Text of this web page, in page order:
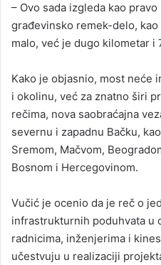
– Ovo sada izgleda kao
građevinsko remek-delo,
malo, već je dugo kilometar i
Kako je objasnio, most neće
i okolinu, već za znatno širi
rečima, nova saobraćajna
severnu i zapadnu Bačku,
Sremom, Mačvom,
Bosnom i Hercegovinom.
Vučić je ocenio da je reč o
infrastrukturnih poduhvata u
radnicima, inženjerima i
učestvuju u realizaciji